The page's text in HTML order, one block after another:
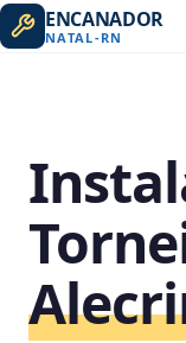
ENCANADOR
NATAL-RN